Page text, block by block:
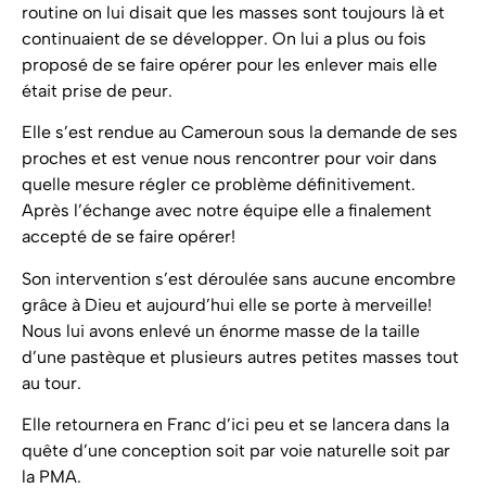
routine on lui disait que les masses sont toujours là et
continuaient de se développer. On lui a plus ou fois
proposé de se faire opérer pour les enlever mais elle
était prise de peur.
Elle s’est rendue au Cameroun sous la demande de ses
proches et est venue nous rencontrer pour voir dans
quelle mesure régler ce problème définitivement.
Après l’échange avec notre équipe elle a finalement
accepté de se faire opérer!
Son intervention s’est déroulée sans aucune encombre
grâce à Dieu et aujourd’hui elle se porte à merveille!
Nous lui avons enlevé un énorme masse de la taille
d’une pastèque et plusieurs autres petites masses tout
au tour.
Elle retournera en Franc d’ici peu et se lancera dans la
quête d’une conception soit par voie naturelle soit par
la PMA.